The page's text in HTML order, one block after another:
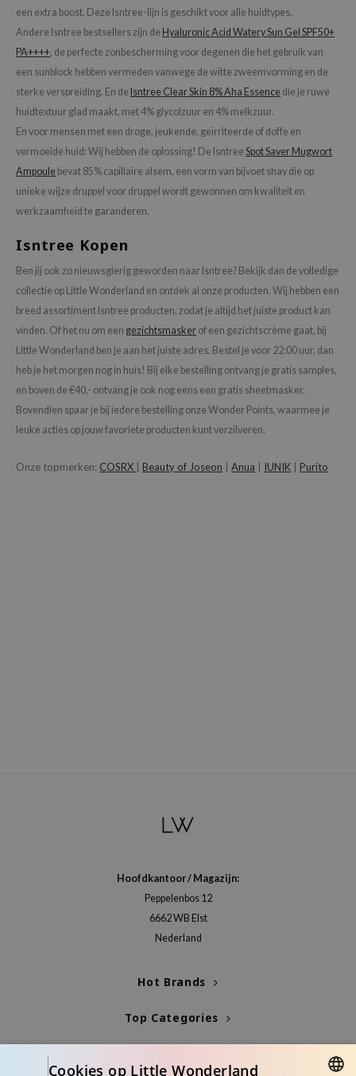
een extra boost. Deze Isntree-lijn is geschikt voor alle huidtypes.
Andere Isntree bestsellers zijn de Hyaluronic Acid Watery Sun Gel SPF50+
PA++++, de perfecte zonbescherming voor degenen die het gebruik van
een sunblock hebben vermeden vanwege de witte zweemvorming en de
sterke verspreiding. En de Isntree Clear Skin 8% Aha Essence die je ruwe
huidtextuur glad maakt, met 4% glycolzuur en 4% melkzuur.
En voor mensen met een droge, jeukende, geïrriteerde of doffe en
vermoeide huid: Wij hebben de oplossing! De Isntree Spot Saver Mugwort
Ampoule bevat 85% capillaire alsem, een vorm van bijvoet shay die op
unieke wijze druppel voor druppel wordt gewonnen om kwaliteit en
werkzaamheid te garanderen.
Isntree Kopen
Ben jij ook zo nieuwsgierig geworden naar Isntree? Bekijk dan de volledige
collectie op Little Wonderland en ontdek al onze producten. Wij hebben een
breed assortiment Isntree producten, zodat je altijd het juiste product kan
vinden. Of het nu om een gezichtsmasker of een gezichtscrème gaat, bij
Little Wonderland ben je aan het juiste adres. Bestel je voor 22:00 uur, dan
heb je het morgen nog in huis! Bij elke bestelling ontvang je gratis samples,
en boven de €40,- ontvang je ook nog eens een gratis sheetmasker.
Bovendien spaar je bij iedere bestelling onze Wonder Points, waarmee je
leuke acties op jouw favoriete producten kunt verzilveren.
Onze topmerken: COSRX Beauty of Joseon Anua IUNIK Purito
Hoofdkantoor / Magazijn:
Peppelenbos 12
6662 WB Elst
Nederland
Hot Brands
Top Categories
Cookies op Little Wonderland